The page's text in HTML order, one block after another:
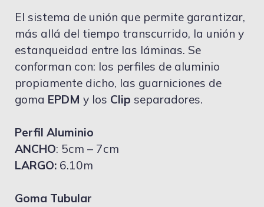
El sistema de unión que permite garantizar,
más allá del tiempo transcurrido, la unión y
estanqueidad entre las láminas. Se
conforman con: los perfiles de aluminio
propiamente dicho, las guarniciones de
goma EPDM y los Clip separadores.
Perfil Aluminio
ANCHO: 5cm – 7cm
LARGO: 6.10m
Goma Tubular